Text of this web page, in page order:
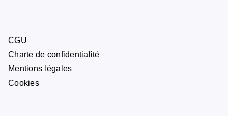
CGU
Charte de confidentialité
Mentions légales
Cookies